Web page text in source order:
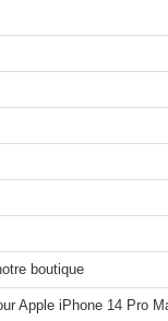
boutique
Apple iPhone 14 Pro